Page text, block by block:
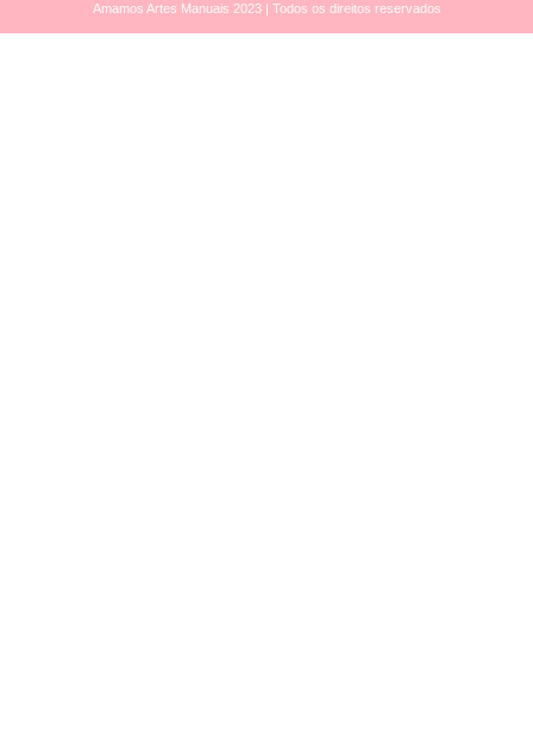
Amamos Artes Manuais 2023 | Todos os direitos reservados